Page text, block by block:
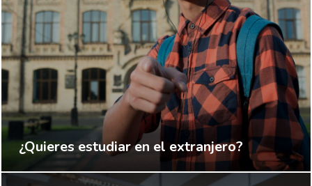
¿Quieres estudiar en el extranjero?